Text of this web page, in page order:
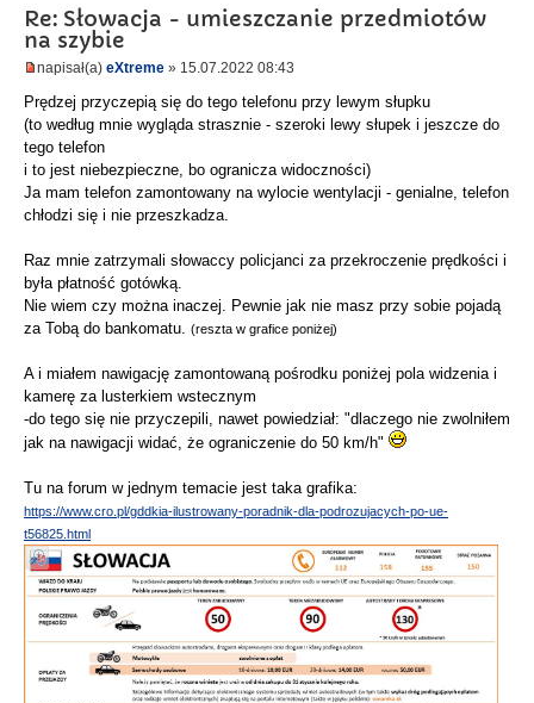
Re: Słowacja - umieszczanie przedmiotów
na szybie
napisał(a) eXtreme » 15.07.2022 08:43
Prędzej przyczepią się do tego telefonu przy lewym słupku
(to według mnie wygląda strasznie - szeroki lewy słupek i jeszcze do
tego telefon
i to jest niebezpieczne, bo ogranicza widoczności)
Ja mam telefon zamontowany na wylocie wentylacji - genialne, telefon
chłodzi się i nie przeszkadza.
Raz mnie zatrzymali słowaccy policjanci za przekroczenie prędkości i
była płatność gotówką.
Nie wiem czy można inaczej. Pewnie jak nie masz przy sobie pojadą
za Tobą do bankomatu. (reszta w grafice poniżej)
A i miałem nawigację zamontowaną pośrodku poniżej pola widzenia i
kamerę za lusterkiem wstecznym
-do tego się nie przyczepili, nawet powiedział: "dlaczego nie zwolniłem
jak na nawigacji widać, że ograniczenie do 50 km/h"
Tu na forum w jednym temacie jest taka grafika:
https://www.cro.pl/gddkia-ilustrowany-poradnik-dla-podrozujacych-po-ue-
t56825.html